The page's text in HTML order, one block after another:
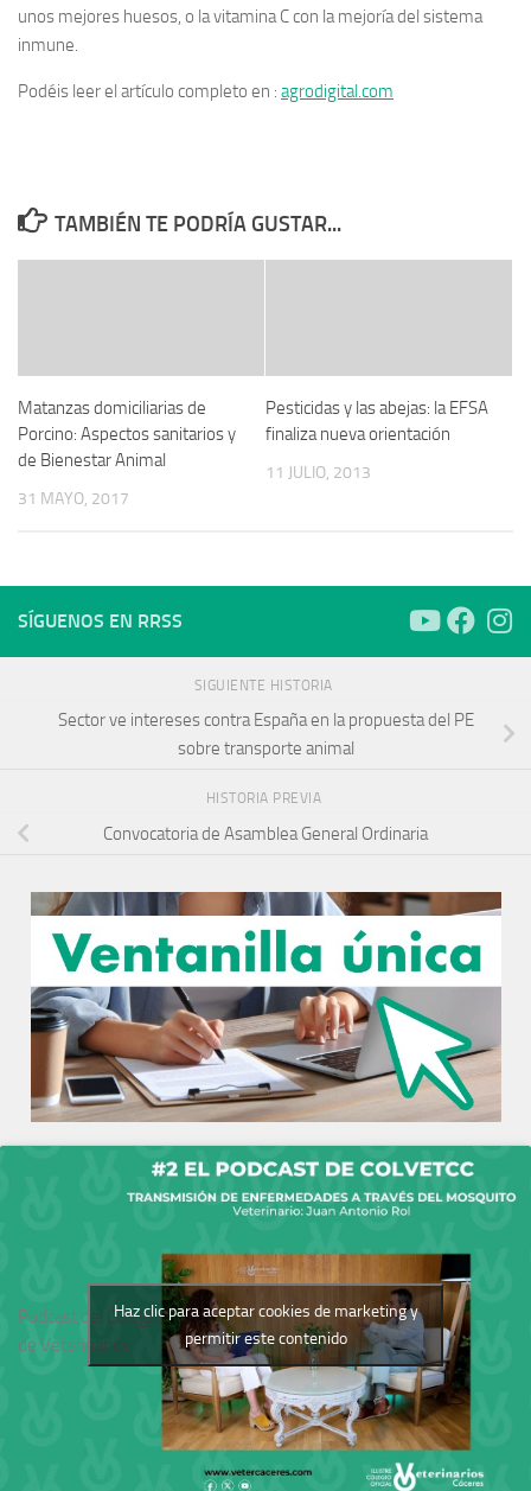
unos mejores huesos, o la vitamina C con la mejoría del sistema
inmune.
Podéis leer el artículo completo en : agrodigital.com
TAMBIÉN TE PODRÍA GUSTAR...
Matanzas domiciliarias de
Porcino: Aspectos sanitarios y
de Bienestar Animal
31 MAYO, 2017
Pesticidas y las abejas: la EFSA
finaliza nueva orientación
11 JULIO, 2013
SÍGUENOS EN RRSS
SIGUIENTE HISTORIA
Sector ve intereses contra España en la propuesta del PE
sobre transporte animal
HISTORIA PREVIA
Convocatoria de Asamblea General Ordinaria
Podcast del Colegio
de Veterinarios
Haz clic para aceptar cookies de marketing y
permitir este contenido